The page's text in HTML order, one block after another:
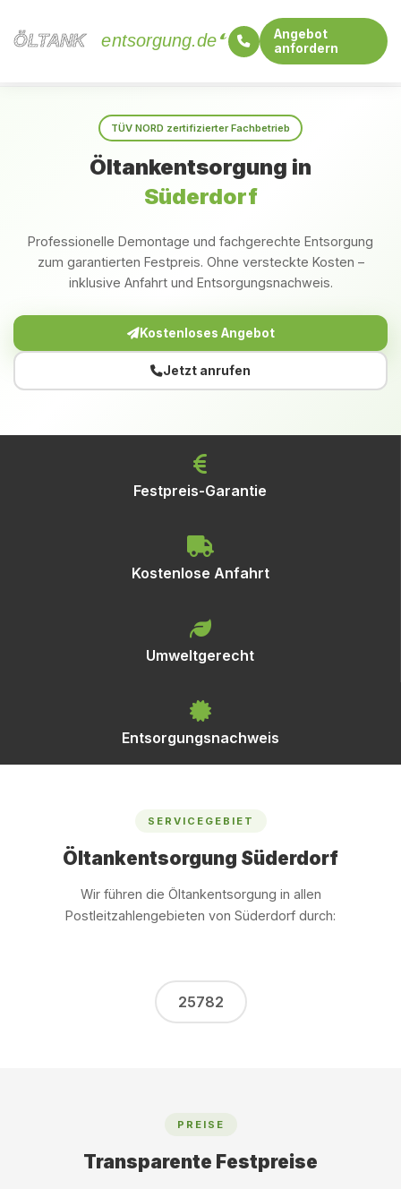
ÖLTANK
ÖLTANK entsorgung.de
Angebot
anfordern
TÜV NORD zertifizierter Fachbetrieb
Öltankentsorgung in
Süderdorf
Professionelle Demontage und fachgerechte Entsorgung
zum garantierten Festpreis. Ohne versteckte Kosten –
inklusive Anfahrt und Entsorgungsnachweis.
Kostenloses Angebot
Jetzt anrufen
Festpreis-Garantie
Kostenlose Anfahrt
Umweltgerecht
Entsorgungsnachweis
SERVICEGEBIET
Öltankentsorgung Süderdorf
Wir führen die Öltankentsorgung in allen
Postleitzahlengebieten von Süderdorf durch:
25782
PREISE
Transparente Festpreise